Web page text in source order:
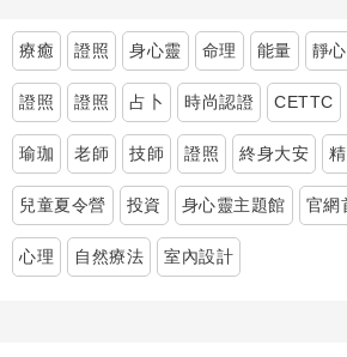
療癒 證照 身心靈 命理 能量 靜心
證照 證照 占卜 時尚認證 CETTC
瑜珈 老師 技師 證照 終身大安
兒童夏令營 投資 身心靈主題館 官網
心理 自然療法 室內設計